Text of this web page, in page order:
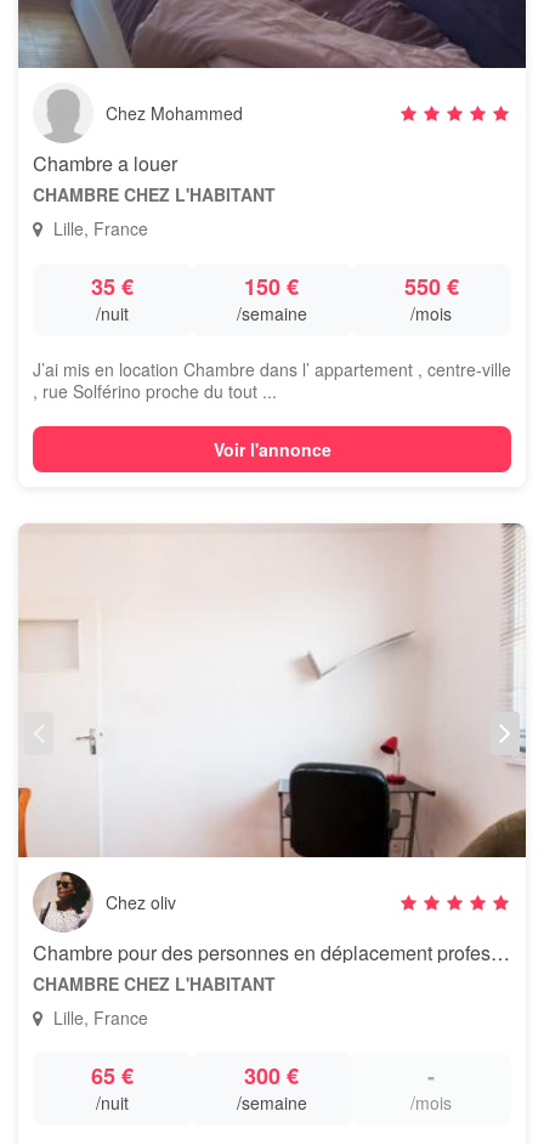
Chez Mohammed
Chambre a louer
CHAMBRE CHEZ L'HABITANT
Lille, France
35 €
/nuit
150 €
/semaine
550 €
/mois
J’ai mis en location Chambre dans l’ appartement , centre-ville
, rue Solférino proche du tout ...
Voir l'annonce
Chez oliv
Chambre pour des personnes en déplacement professionnel
CHAMBRE CHEZ L'HABITANT
Lille, France
65 €
/nuit
300 €
/semaine
-
/mois